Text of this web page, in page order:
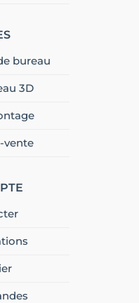
bureau
3D
vente